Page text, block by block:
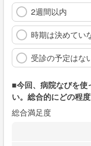
2週間以内
時期は決めてい
受診の予定はな
■今回、病院なびを使
い。総合的にどの程
総合満足度